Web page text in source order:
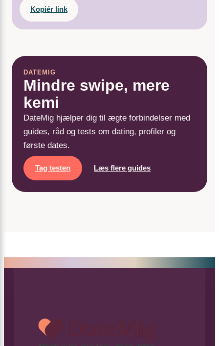
Kopiér link
DATEMIG
Mindre swipe, mere
kemi
DateMig hjælper dig til ægte forbindelser med
guides, råd og tests om dating, profiler og
første dates.
Tag testen Læs flere guides